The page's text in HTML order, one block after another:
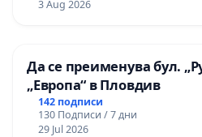
3 Aug 2026
Да се преименува бул.
„Европа“ в Пловдив
142 подписи
130 Подписи / 7 дни
29 Jul 2026